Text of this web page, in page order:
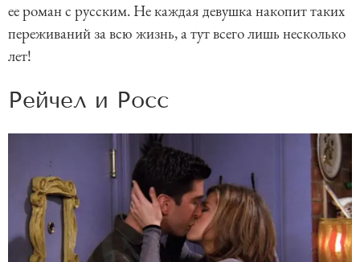
ее роман с русским. Не каждая девушка накопит таких
переживаний за всю жизнь, а тут всего лишь несколько
лет!
Рейчел и Росс